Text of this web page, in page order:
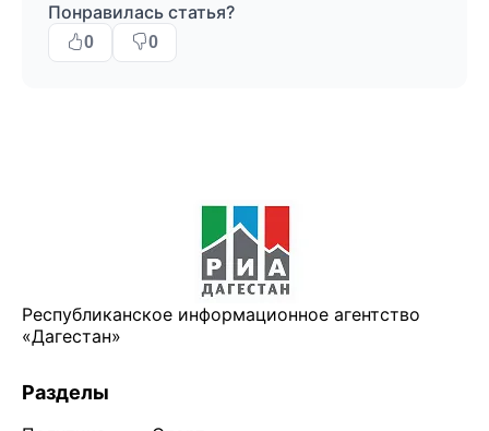
Понравилась статья?
0 0
Республиканское информационное агентство
«Дагестан»
Разделы